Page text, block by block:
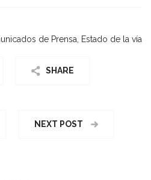
de Prensa Estado de la vía
SHARE
NEXT POST